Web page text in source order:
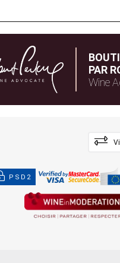
PAR
Wine
PSD2